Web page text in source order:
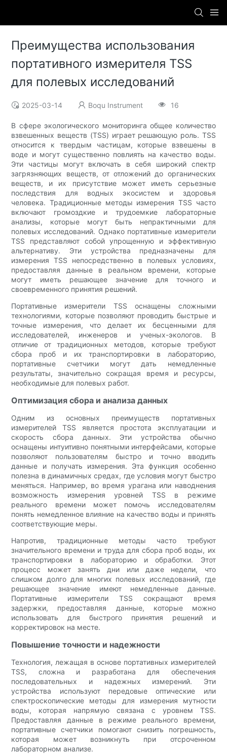
Преимущества использования
портативного измерителя TSS
для полевых исследований
2025-03-14 Boqu Instrument 16
В сфере экологического мониторинга общее количество
взвешенных веществ (TSS) играет решающую роль. TSS
относится к твердым частицам, которые взвешены в
воде и могут существенно повлиять на качество воды.
Эти частицы могут включать в себя широкий спектр
загрязняющих веществ, от отложений до органических
веществ, и их присутствие может иметь серьезные
последствия для водных экосистем и здоровья
человека. Традиционные методы измерения TSS часто
включают громоздкие и трудоемкие лабораторные
анализы, которые могут быть непрактичными для
полевых исследований. Однако портативные измерители
TSS представляют собой упрощенную и эффективную
альтернативу. Эти устройства предназначены для
измерения TSS непосредственно в полевых условиях,
предоставляя данные в реальном времени, которые
могут иметь решающее значение для точного и
своевременного принятия решений.
Портативные измерители TSS оснащены сложными
технологиями, которые позволяют проводить быстрые и
точные измерения, что делает их бесценными для
исследователей, инженеров и ученых-экологов. В
отличие от традиционных методов, которые требуют
сбора проб и их транспортировки в лабораторию,
портативные счетчики могут дать немедленные
результаты, значительно сокращая время и ресурсы,
необходимые для полевых работ.
Оптимизация сбора и анализа данных
Одним из основных преимуществ портативных
измерителей TSS является простота эксплуатации и
скорость сбора данных. Эти устройства обычно
оснащены интуитивно понятными интерфейсами, которые
позволяют пользователям быстро и точно вводить
данные и получать измерения. Эта функция особенно
полезна в динамичных средах, где условия могут быстро
меняться. Например, во время урагана или наводнения
возможность измерения уровней TSS в режиме
реального времени может помочь исследователям
понять немедленное влияние на качество воды и принять
соответствующие меры.
Напротив, традиционные методы часто требуют
значительного времени и труда для сбора проб воды, их
транспортировки в лабораторию и обработки. Этот
процесс может занять дни или даже недели, что
слишком долго для многих полевых исследований, где
решающее значение имеют немедленные данные.
Портативные измерители TSS сокращают время
задержки, предоставляя данные, которые можно
использовать для быстрого принятия решений и
корректировок на месте.
Повышение точности и надежности
Технология, лежащая в основе портативных измерителей
TSS, сложна и разработана для обеспечения
последовательных и надежных измерений. Эти
устройства используют передовые оптические или
спектроскопические методы для измерения мутности
воды, которая напрямую связана с уровнем TSS.
Предоставляя данные в режиме реального времени,
портативные счетчики помогают снизить погрешность,
которая может возникнуть при отсроченном
лабораторном анализе.